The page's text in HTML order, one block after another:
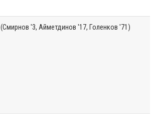
(Смирнов '3, Айметдинов '17, Голенков '71)